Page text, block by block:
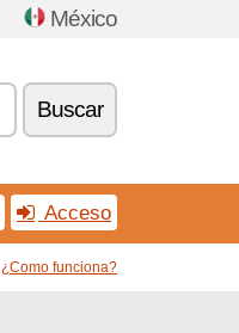
México
Buscar
Acceso
¿Como funciona?